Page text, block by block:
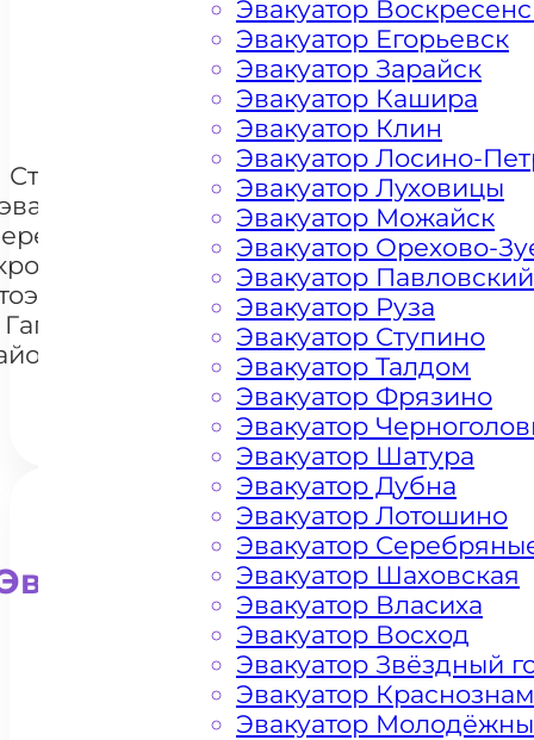
+ 100 РУБЛЕЙ ЗА КИЛОМЕТР
Стоимость
и
Москва
+7 985 222 99 01
для
Эвакуатор
Эвакуатор Егорьевск
Эвакуатор Зарайск
Эвакуатор Кашира
Эвакуатор Клин
Эвакуатор Лосино-
Эвакуатор Луховицы
Эвакуатор Можайск
Эвакуатор Орехово-
Эвакуатор
Эвакуатор Руза
Эвакуатор Ступино
Эвакуатор Талдом
Эвакуатор Фрязино
Эвакуатор
Эвакуатор Шатура
Эвакуатор Дубна
Эвакуатор Лотошино
Эвакуатор
Эвакуатор Шаховская
Эвакуатор Власиха
Эвакуатор Восход
Эвакуатор Звёздный
Эвакуатор
Эвакуатор